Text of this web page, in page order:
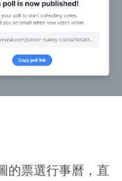
的票選行事曆，直